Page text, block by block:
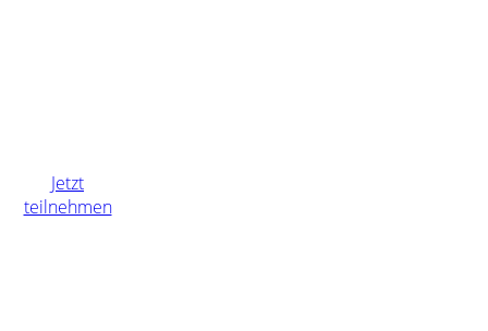
Jetzt
teilnehmen